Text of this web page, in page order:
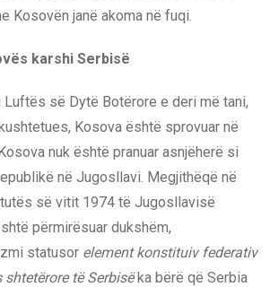
Kosovën janë akoma në fuqi.
karshi Serbisë
Luftës së Dytë Botërore e deri më tani,
Kosova është sprovuar në
nuk është pranuar asnjëherë si
në Jugosllavi. Megjithëqë në
së vitit 1974 të Jugosllavisë
përmirësuar dukshëm,
statusor element konstituiv federativ
të Serbisëka bërë që Serbia